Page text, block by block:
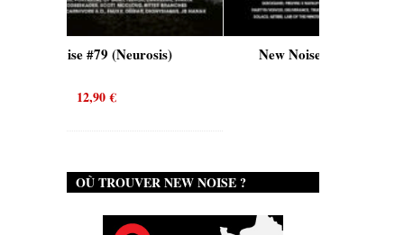
#79 (Neurosis) New Noise #80 (Genghis Tron)
OÙ TROUVER NEW NOISE ?